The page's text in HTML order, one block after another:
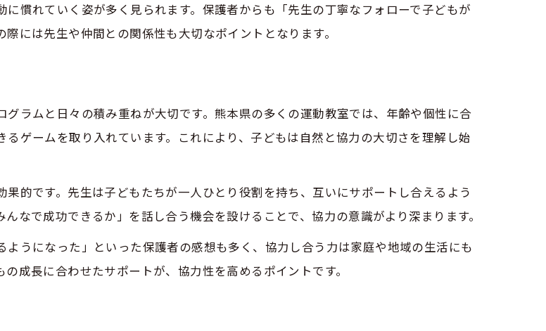
慣れていく姿が多く見られます。保護者からも「先生の丁寧なフォローで子どもが
には先生や仲間との関係性も大切なポイントとなります。
ラムと日々の積み重ねが大切です。熊本県の多くの運動教室では、年齢や個性に合
ゲームを取り入れています。これにより、子どもは自然と協力の大切さを理解し始
的です。先生は子どもたちが一人ひとり役割を持ち、互いにサポートし合えるよう
なで成功できるか」を話し合う機会を設けることで、協力の意識がより深まります。
ようになった」といった保護者の感想も多く、協力し合う力は家庭や地域の生活にも
成長に合わせたサポートが、協力性を高めるポイントです。